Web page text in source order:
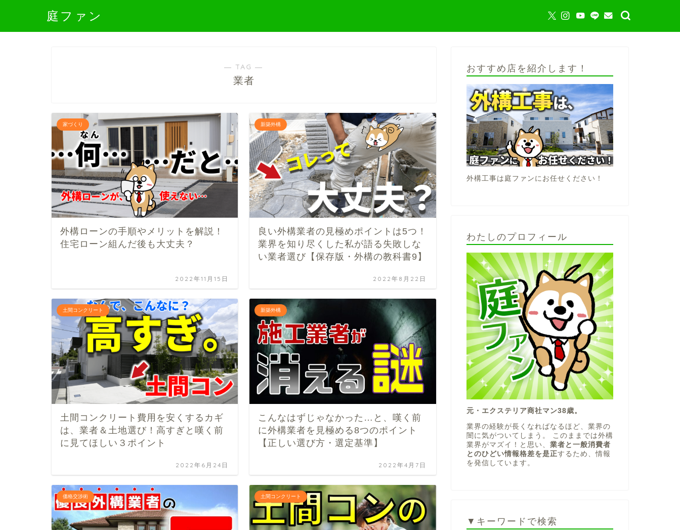
庭ファン
― TAG ―
業者
家づくり
外構ローンの手順やメリットを解説！
住宅ローン組んだ後も大丈夫？
2022年11月15日
新築外構
良い外構業者の見極めポイントは5つ！
業界を知り尽くした私が語る失敗しな
い業者選び【保存版・外構の教科書9】
2022年8月22日
土間コンクリート
土間コンクリート費用を安くするカギ
は、業者＆土地選び！高すぎと嘆く前
に見てほしい３ポイント
2022年6月24日
新築外構
こんなはずじゃなかった…と、嘆く前
に外構業者を見極める8つのポイント
【正しい選び方・選定基準】
2022年4月7日
価格交渉術 土間コンクリート
おすすめ店を紹介します！
外構工事は庭ファンにお任せください！
わたしのプロフィール
元・エクステリア商社マン38歳。
業界の経験が長くなればなるほど、業界の
闇に気がついてしまう。 このままでは外構
業界がマズイ！と思い、 業者と一般消費者
とのひどい情報格差を是正するため、情報
を発信しています。
▼キーワードで検索